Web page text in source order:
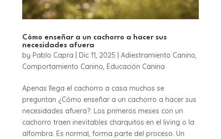
Cómo enseñar a un cachorro a hacer sus
necesidades afuera
by Pablo Capra Dic 11, 2025 Adiestramiento Canino,
Comportamiento Canino, Educación Canina
Apenas llega el cachorro a casa muchos se
preguntan ¿Cómo enseñar a un cachorro a hacer sus
necesidades afuera?. Los primeros meses con un
cachorro traen inevitables charquitos en el living o la
alfombra. Es normal, forma parte del proceso. Un